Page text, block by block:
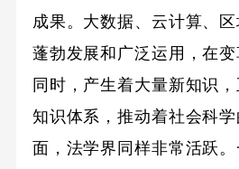
成果。大数据、云计算、
蓬勃发展和广泛运用，在
同时，产生着大量新知识
知识体系，推动着社会科
面，法学界同样非常活跃